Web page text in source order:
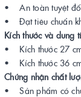
• An toàn tuyệt đối
• Đạt tiêu chuẩn
Kích thước và dung
• Kích thước 27
• Kích thước 36
Chứng nhận chất
• Sản phẩm có